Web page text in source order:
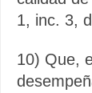
1, inc. 3,
10) Que,